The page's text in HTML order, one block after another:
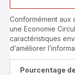
Conformément aux
une Economie
caractéristiques
d’améliorer
Pourcentage de